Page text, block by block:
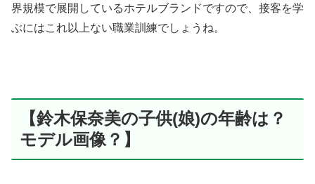
界規模で展開しているホテルブランドですので、接客を学
ぶにはこれ以上ない職業訓練でしょうね。
【鈴木保奈美の子供(娘)の年齢は？
モデル画像？】